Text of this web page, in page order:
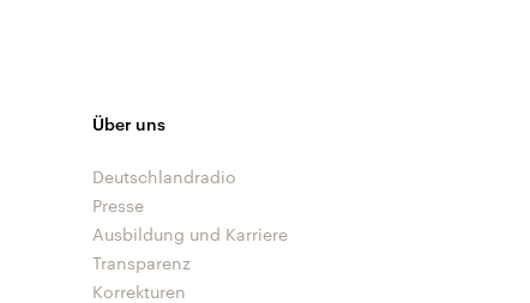
Über uns
Deutschlandradio
Presse
Ausbildung und Karriere
Transparenz
Korrekturen